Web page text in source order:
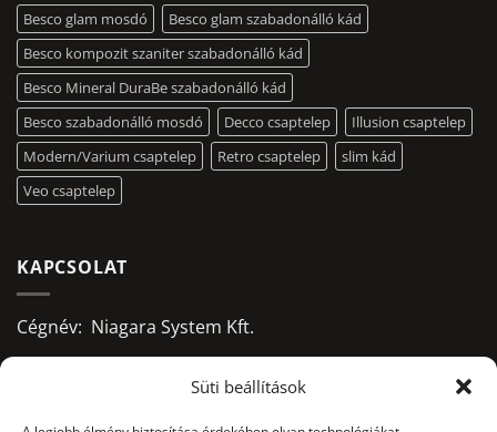
Süti beállítások
Besco glam mosdó
Besco glam szabadonálló kád
Besco kompozit szaniter szabadonálló kád
Besco Mineral DuraBe szabadonálló kád
Besco szabadonálló mosdó
Decco csaptelep
Illusion csaptelep
Modern/Varium csaptelep
Retro csaptelep
slim kád
Veo csaptelep
KAPCSOLAT
Cégnév: Niagara System Kft.
Adószám: 13156668-2-09